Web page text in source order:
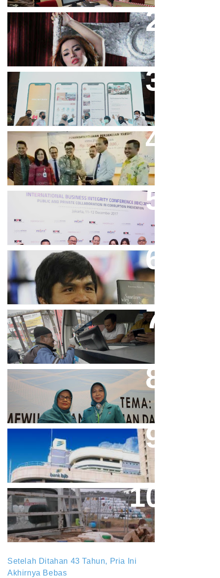
Cupi Cupita Luncurkan Single
“Yo Uwis”
Bandung Great Sale 2020 Go
Online Resmi Dimulai
Bank Bjb Fasilitasi Kredit Modal
Kerja Konstruksi PT Adhi Karya
Keren, Bank BJB Kantongi
Puluhan Penghargaan Sepanjang
2017
Dicibir Di Medsos, Manny
Pacquiao Tegaskan Pendirian
Tolak LGBT
Bjb T Samsat Manjakan Nasabah
Dalam Bayar Pajak Kendaraan
Perpres No.99/2017 Bisa Jadi
Acuan Semangat Pengabdian
Aher Minta Pemerintah Pusat
Masukan Kembali BJB Sebagai
Penyalur KUR
Paparan Pestisida Sebabkan
Parkinson Dan Kanker
Setelah Ditahan 43 Tahun, Pria Ini
Akhirnya Bebas